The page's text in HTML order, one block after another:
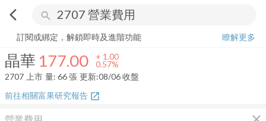
arrow_back_ios search
晶華 177.00 +0.57%
訂閱或綁定，解鎖即時及進階功能
瞭解更多
晶華 177.00 + 1.00
0.57%
2707 上市 量: 66張 更新:08/06 收盤
前往相關富果研究報告 open_in_new
營業費用